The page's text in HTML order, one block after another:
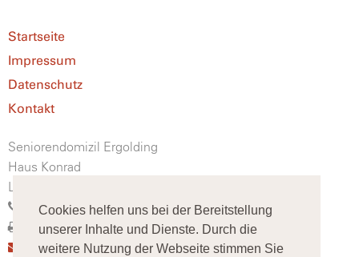
Cookies helfen uns bei der Bereitstellung
unserer Inhalte und Dienste. Durch die
weitere Nutzung der Webseite stimmen Sie
Startseite
Impressum
Datenschutz
Kontakt
Seniorendomizil Ergolding
Haus Konrad
Lindenstraße 54, 84030 Ergolding
(08 71) 75 88 0
(08 71) 75 88 103
info@seniorendomizil-ergolding.de